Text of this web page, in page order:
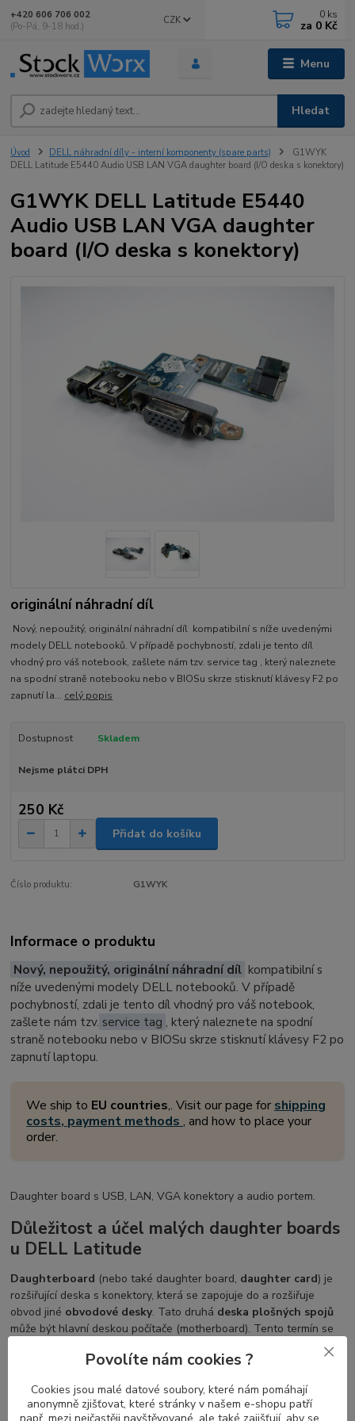
Menu
CZK
Hledat
+420 606 706 002
(Po-Pá, 9-18 hod.)
0 ks
za 0 Kč
Úvod DELL náhradní díly - interní komponenty (spare parts)
G1WYK
DELL Latitude E5440 Audio USB LAN VGA daughter board (I/O deska s konektory)
G1WYK DELL Latitude E5440
Audio USB LAN VGA daughter
board (I/O deska s konektory)
originální náhradní díl
Nový, nepoužitý, originální náhradní díl kompatibilní s níže uvedenými
modely DELL notebooků. V případě pochybností, zdali je tento díl
vhodný pro váš notebook, zašlete nám tzv. service tag , který naleznete
na spodní straně notebooku nebo v BIOSu skrze stisknutí klávesy F2 po
zapnutí la... celý popis
Dostupnost Skladem
Nejsme plátci DPH
250 Kč
Přidat do košíku
Číslo produktu: G1WYK
Informace o produktu
Nový, nepoužitý, originální náhradní díl kompatibilní s
níže uvedenými modely DELL notebooků. V případě
pochybností, zdali je tento díl vhodný pro váš notebook,
zašlete nám tzv. service tag , který naleznete na spodní
straně notebooku nebo v BIOSu skrze stisknutí klávesy F2 po
zapnutí laptopu.
We ship to EU countries,. Visit our page for shipping
costs, payment methods, and how to place your
order.
Daughter board s USB, LAN, VGA konektory a audio portem.
Důležitost a účel malých daughter boards
u DELL Latitude
Daughterboard (nebo také daughter board, daughter card) je
rozšiřující deska s konektory, která se zapojuje do a rozšiřuje
obvod jiné obvodové desky. Tato druhá deska plošných spojů
může být hlavní deskou počítače (motherboard). Tento termín se
připojují k existující základní desce.
Povolíte nám cookies ?
Cookies jsou malé datové soubory, které nám pomáhají
anonymně zjišťovat, které stránky v našem e-shopu patří
např. mezi nejčastěji navštěvované, ale také zajišťují, aby se